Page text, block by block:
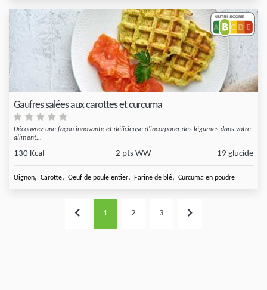
Gaufres salées aux carottes et curcuma
Découvrez une façon innovante et délicieuse d'incorporer des légumes dans votre
aliment...
130 Kcal 2 pts WW 19 glucide
Oignon, Carotte, Oeuf de poule entier, Farine de blé, Curcuma en poudre
1 2 3